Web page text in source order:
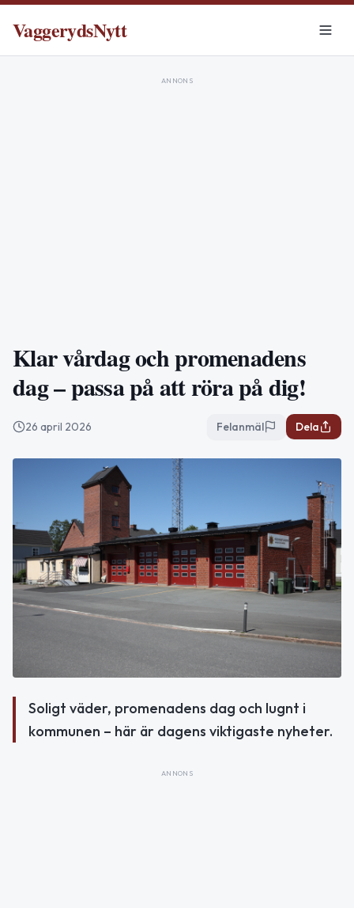
VaggerydsNytt
ANNONS
Klar vårdag och promenadens
dag – passa på att röra på dig!
26 april 2026 Felanmäl Dela
Soligt väder, promenadens dag och lugnt i
kommunen – här är dagens viktigaste nyheter.
ANNONS